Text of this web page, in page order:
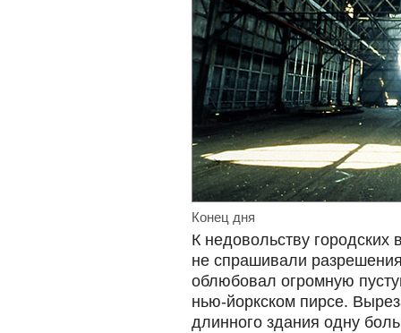
Конец дня
К недовольству городских
не спрашивали
облюбовал огромную
нью-йоркском пирсе.
длинного здания одну